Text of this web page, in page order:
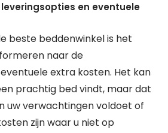
en eventuele
beste beddenwinkel is het
naar de
extra kosten. Het kan
prachtig bed vindt, maar dat
uw verwachtingen voldoet of
zijn waar u niet op